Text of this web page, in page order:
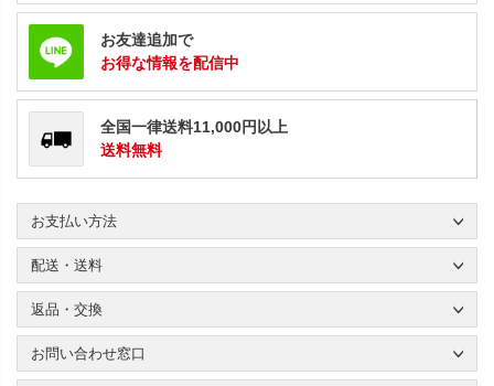
お友達追加で
お得な情報を配信中
全国一律送料11,000円以上
送料無料
お支払い方法
配送・送料
返品・交換
お問い合わせ窓口